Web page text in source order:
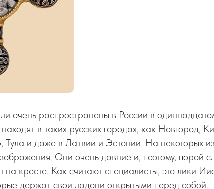
очень распространены в России в
в таких русских городах, как Новгород,
Тула и даже в Латвии и Эстонии. На некоторых
Они очень давние и, поэтому, порой
на кресте. Как считают специалисты, это лики
держат свои ладони открытыми перед собой.